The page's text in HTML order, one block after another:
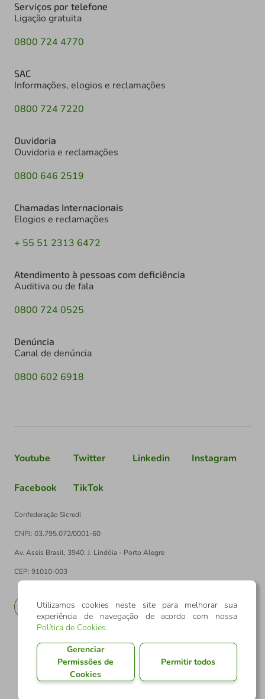
Serviços por telefone
Ligação gratuita
0800 724 4770
SAC
Informações, elogios e reclamações
0800 724 7220
Ouvidoria
Ouvidoria e reclamações
0800 646 2519
Chamadas Internacionais
Elogios e reclamações
+ 55 51 2313 6472
Atendimento à pessoas com deficiência
Auditiva ou de fala
0800 724 0525
Denúncia
Canal de denúncia
0800 602 6918
Youtube Twitter Linkedin Instagram
Facebook TikTok
Confederação Sicredi
CNPJ: 03.795.072/0001-60
Av. Assis Brasil, 3940, J. Lindóia - Porto Alegre
CEP: 91010-003
EN
Utilizamos cookies neste site para melhorar sua
experiência de navegação de acordo com nossa
Política de Cookies.
Gerenciar
Permissões de
Cookies
Permitir todos